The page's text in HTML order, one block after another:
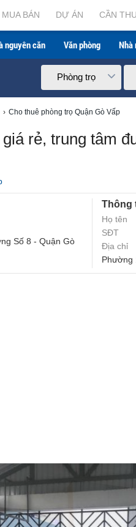
MUA BÁN DỰ ÁN CẦN
nguyên căn Văn phòng Nhà
Phòng trọ
› Cho thuê phòng trọ Quận Gò Vấp
rẻ, trung tâm
Số 8 - Quận Gò
Thông
Họ tên
SĐT
Địa chỉ
Phường